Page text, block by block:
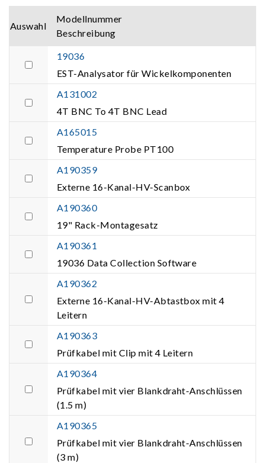
Auswahl
Modellnummer
Beschreibung
19036
EST-Analysator für Wickelkomponenten
A131002
4T BNC To 4T BNC Lead
A165015
Temperature Probe PT100
A190359
Externe 16-Kanal-HV-Scanbox
A190360
19" Rack-Montagesatz
A190361
19036 Data Collection Software
A190362
Externe 16-Kanal-HV-Abtastbox mit 4
Leitern
A190363
Prüfkabel mit Clip mit 4 Leitern
A190364
Prüfkabel mit vier Blankdraht-Anschlüssen
(1.5 m)
A190365
Prüfkabel mit vier Blankdraht-Anschlüssen
(3 m)